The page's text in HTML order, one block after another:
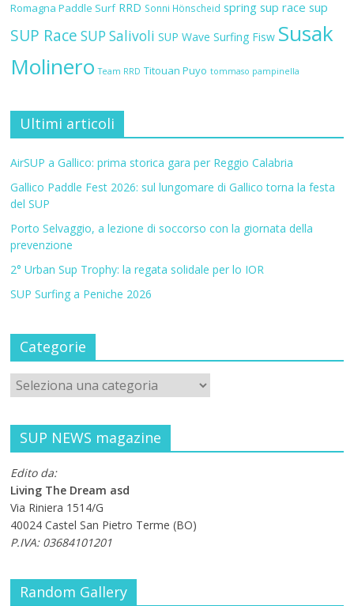
Romagna Paddle Surf RRD Sonni Hönscheid spring sup race sup
SUP Race SUP Salivoli SUP Wave Surfing Fisw Susak
Molinero Team RRD Titouan Puyo tommaso pampinella
Ultimi articoli
AirSUP a Gallico: prima storica gara per Reggio Calabria
Gallico Paddle Fest 2026: sul lungomare di Gallico torna la festa
del SUP
Porto Selvaggio, a lezione di soccorso con la giornata della
prevenzione
2° Urban Sup Trophy: la regata solidale per lo IOR
SUP Surfing a Peniche 2026
Categorie
SUP NEWS magazine
Edito da:
Living The Dream asd
Via Riniera 1514/G
40024 Castel San Pietro Terme (BO)
P.IVA: 03684101201
Random Gallery